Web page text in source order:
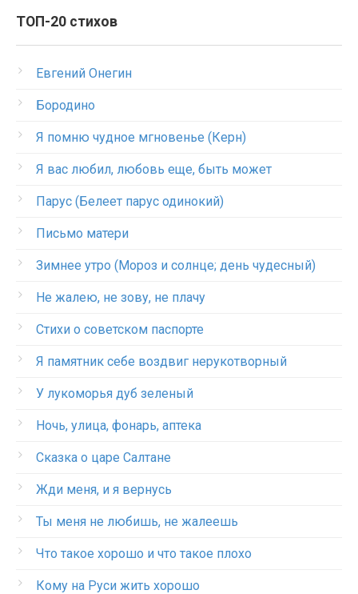
ТОП-20 стихов
Евгений Онегин
Бородино
Я помню чудное мгновенье (Керн)
Я вас любил, любовь еще, быть может
Парус (Белеет парус одинокий)
Письмо матери
Зимнее утро (Мороз и солнце; день чудесный)
Не жалею, не зову, не плачу
Стихи о советском паспорте
Я памятник себе воздвиг нерукотворный
У лукоморья дуб зеленый
Ночь, улица, фонарь, аптека
Сказка о царе Салтане
Жди меня, и я вернусь
Ты меня не любишь, не жалеешь
Что такое хорошо и что такое плохо
Кому на Руси жить хорошо